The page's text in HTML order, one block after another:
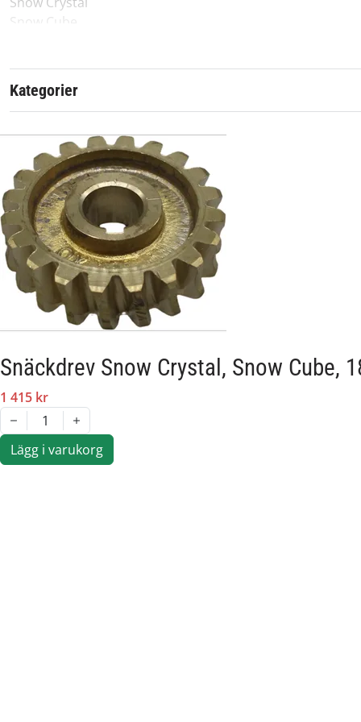
Snow Cube
AS62
Originalreservdel från Stiga
Artikelnummer:
Passar märke:
Kategorier
Snäckdrev Snow Crystal, Snow Cube,
1 415 kr
1
Lägg i varukorg